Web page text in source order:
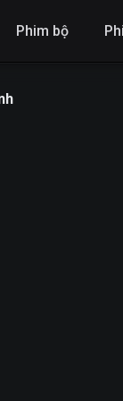
Phim bộ